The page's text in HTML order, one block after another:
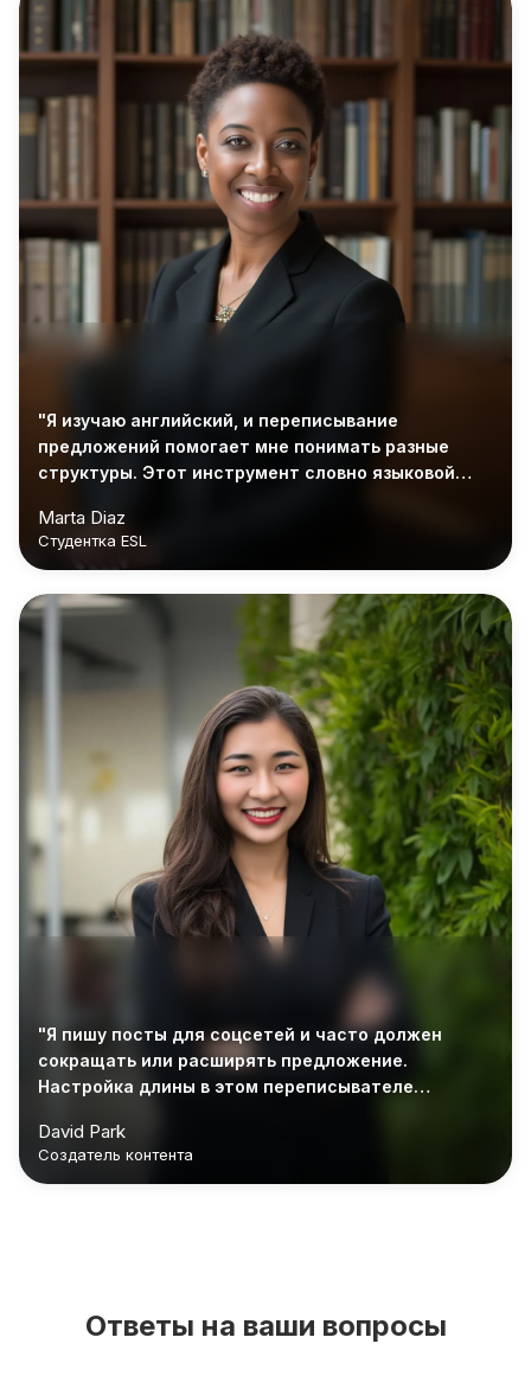
"Я изучаю английский, и переписывание
предложений помогает мне понимать разные
структуры. Этот инструмент словно языковой
Marta Diaz
Студентка ESL
"Я пишу посты для соцсетей и часто должен
сокращать или расширять предложение.
Настройка длины в этом переписывателе
David Park
Создатель контента
Ответы на ваши вопросы